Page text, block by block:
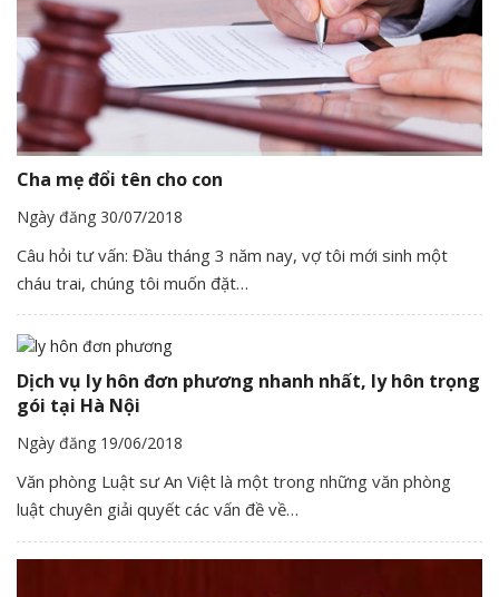
Cha mẹ đổi tên cho con
Ngày đăng 30/07/2018
Câu hỏi tư vấn: Đầu tháng 3 năm nay, vợ tôi mới sinh một
cháu trai, chúng tôi muốn đặt…
Dịch vụ ly hôn đơn phương nhanh nhất, ly hôn trọng
gói tại Hà Nội
Ngày đăng 19/06/2018
Văn phòng Luật sư An Việt là một trong những văn phòng
luật chuyên giải quyết các vấn đề về…